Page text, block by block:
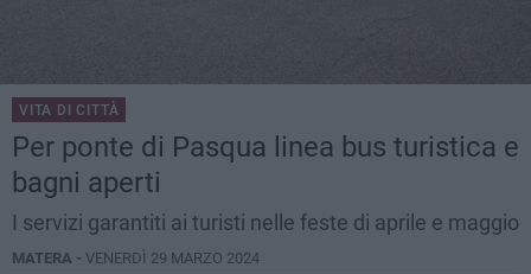
VITA DI CITTÀ
Per ponte di Pasqua linea bus turistica e
bagni aperti
I servizi garantiti ai turisti nelle feste di aprile e maggio
MATERA - VENERDÌ 29 MARZO 2024